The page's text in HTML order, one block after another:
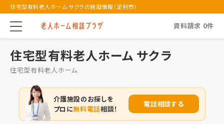
住宅型有料老人ホーム サクラの施設情報（足利市）
資料請求 0件
住宅型有料老人ホーム サクラ
住宅型有料老人ホーム
介護施設のお探しを
プロに無料電話相談！
電話相談する